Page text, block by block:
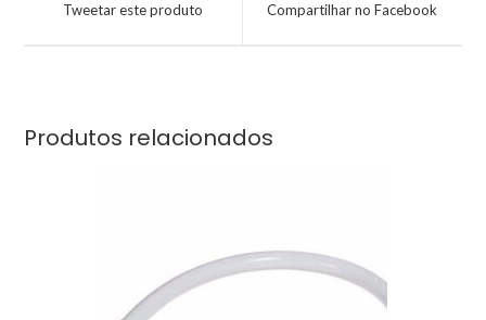
Tweetar este produto Compartilhar no Facebook
Produtos relacionados